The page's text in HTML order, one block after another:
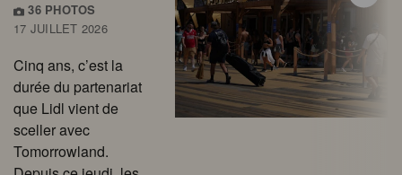
36 PHOTOS
17 JUILLET 2026
Cinq ans, c’est la
durée du partenariat
que Lidl vient de
sceller avec
Tomorrowland.